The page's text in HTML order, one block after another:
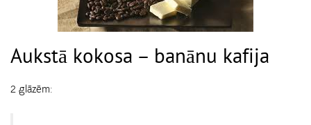
Aukstā kokosa – banānu kafija
2 glāzēm: